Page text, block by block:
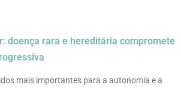
doença rara e hereditária compromete
mais importantes para a autonomia e a